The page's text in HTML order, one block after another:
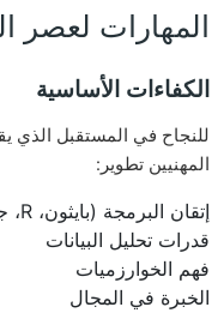
المهارات لعصر
الكفاءات الأساسية
للنجاح في المستقبل الذي
المهنيين تطوير:
إتقان البرمجة (بايثون، R، جوليا)
قدرات تحليل البيانات
فهم الخوارزميات
الخبرة في المجال